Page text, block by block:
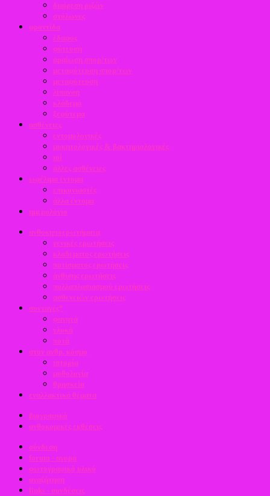
διαίρεση ριζών
στόλωνες
φροντίδα
έδαφος
φύτευση
αραίωση σπορ/των
μεταφύτευση σπορ/των
μεταφύτευση
λίπανση
κλάδεμα
ξεφύτεμα
ασθένειες
εντομολογικές
μυκητολογικές & βακτηριολογικές
ιοί
άλλες ασθένειες
ωφέλιμα έντομα
επικονιαστές
άλλα έντομα
ημερολόγιο
ανθοκηποερωτήματα
γενικές ερωτήσεις
κλαδέματος ερωτήσεις
ποτίσματος ερωτήσεις
άνθισης ερωτήσεις
πολλαπλασιασμού ερωτήσεις
ασθενειών ερωτήσεις
συνταγές*
φαγητά
γλυκά
ποτά
στον ανθρ. κόσμο
ιστορία
μυθολογία
θρησκεία
εναλλακτικά θέματα
βιογραφικό
ανθοκομικές εκθέσεις
σύνδεση
forum - αγορά
φωτογραφικό υλικό
αναζήτηση
links - συνδέσεις